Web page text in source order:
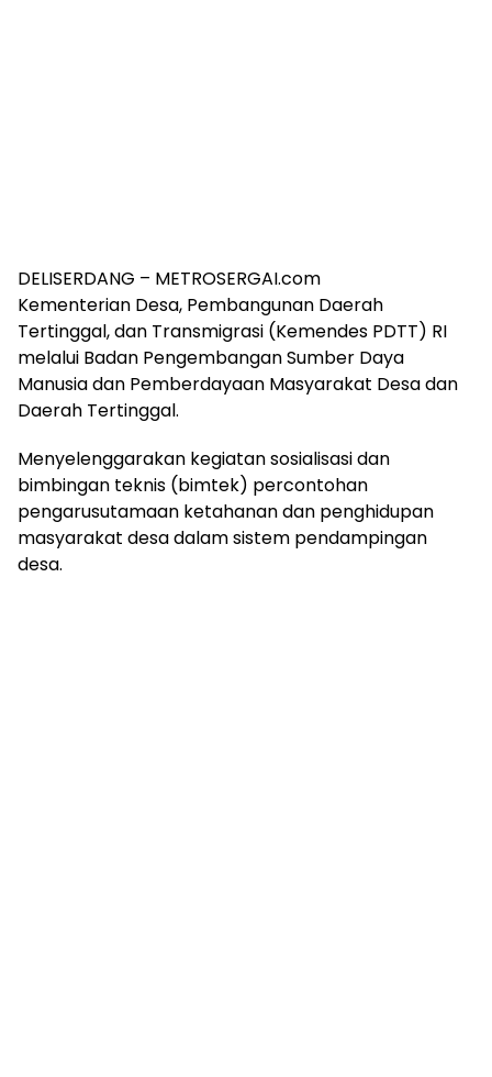
DELISERDANG – METROSERGAI.com
Kementerian Desa, Pembangunan Daerah
Tertinggal, dan Transmigrasi (Kemendes PDTT) RI
melalui Badan Pengembangan Sumber Daya
Manusia dan Pemberdayaan Masyarakat Desa dan
Daerah Tertinggal.
Menyelenggarakan kegiatan sosialisasi dan
bimbingan teknis (bimtek) percontohan
pengarusutamaan ketahanan dan penghidupan
masyarakat desa dalam sistem pendampingan
desa.